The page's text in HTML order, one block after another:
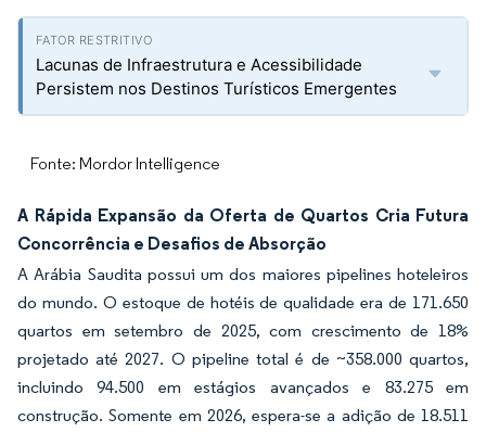
Lacunas de Infraestrutura e Acessibilidade
Persistem nos Destinos Turísticos Emergentes
Fonte: Mordor Intelligence
A Rápida Expansão da Oferta de Quartos Cria Futura
Concorrência e Desafios de Absorção
A Arábia Saudita possui um dos maiores pipelines hoteleiros
do mundo. O estoque de hotéis de qualidade era de 171.650
quartos em setembro de 2025, com crescimento de 18%
projetado até 2027. O pipeline total é de ~358.000 quartos,
incluindo 94.500 em estágios avançados e 83.275 em
construção. Somente em 2026, espera-se a adição de 18.511